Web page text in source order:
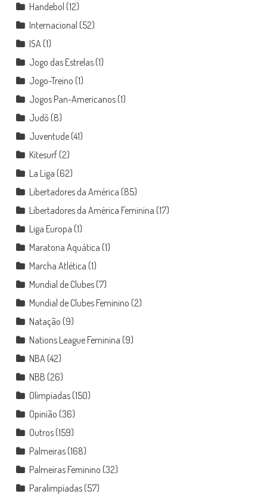
Handebol (12)
Internacional (52)
ISA(1)
Jogo das Estrelas(1)
Jogo-Treino (1)
Jogos Pan-Americanos(1)
Judô (8)
Juventude(41)
Kitesurf(2)
La Liga (62)
Libertadores da América (85)
Libertadores da América Feminina (17)
Liga Europa (1)
Maratona Aquática (1)
Marcha Atlética (1)
Mundial de Clubes(7)
Mundial de Clubes Feminino (2)
Natação (9)
Nations League Feminina (9)
NBA(42)
NBB (26)
Olimpíadas(150)
Opinião (36)
Outros(159)
Palmeiras(168)
Palmeiras Feminino (32)
Paralimpíadas(57)